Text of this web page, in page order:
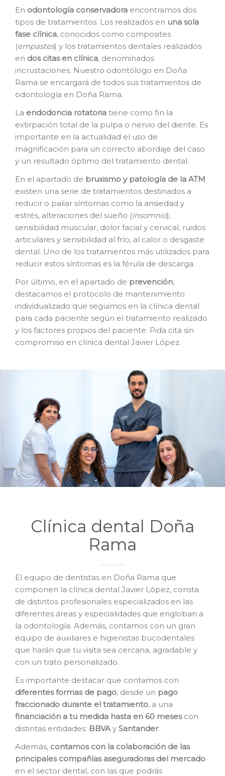
En odontología conservadora encontramos dos
tipos de tratamientos. Los realizados en una sola
fase clínica, conocidos como composites
(empastes) y los tratamientos dentales realizados
en dos citas en clínica, denominados
incrustaciones. Nuestro odontólogo en Doña
Rama se encargará de todos sus tratamientos de
odontología en Doña Rama.
La endodoncia rotatoria tiene como fin la
extirpación total de la pulpa o nervio del diente. Es
importante en la actualidad el uso de
magnificación para un correcto abordaje del caso
y un resultado óptimo del tratamiento dental.
En el apartado de bruxismo y patología de la ATM
existen una serie de tratamientos destinados a
reducir o paliar síntomas como la ansiedad y
estrés, alteraciones del sueño (insomnio),
sensibilidad muscular, dolor facial y cervical, ruidos
articulares y sensibilidad al frío, al calor o desgaste
dental. Uno de los tratamientos más utilizados para
reducir estos síntomas es la férula de descarga.
Por último, en el apartado de prevención,
destacamos el protocolo de mantenimiento
individualizado que seguimos en la clínica dental
para cada paciente según el tratamiento realizado
y los factores propios del paciente. Pida cita sin
compromiso en clínica dental Javier López.
Clínica dental Doña
Rama
El equipo de dentistas en Doña Rama que
componen la clínica dental Javier López, consta
de distintos profesionales especializados en las
diferentes áreas y especialidades que engloban a
la odontología. Además, contamos con un gran
equipo de auxiliares e higienistas bucodentales
que harán que tu visita sea cercana, agradable y
con un trato personalizado.
Es importante destacar que contamos con
diferentes formas de pago, desde un pago
fraccionado durante el tratamiento, a una
financiación a tu medida hasta en 60 mesescon
distintas entidades: BBVAy Santander.
Además, contamos con la colaboración de las
principales compañías aseguradoras del mercado
en el sector dental, con las que podrás